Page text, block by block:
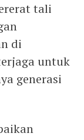
tali
di
untuk
generasi